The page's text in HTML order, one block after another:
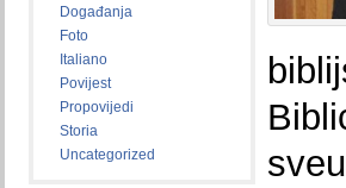
Događanja
Foto
Italiano
Povijest
Propovijedi
Storia
Uncategorized